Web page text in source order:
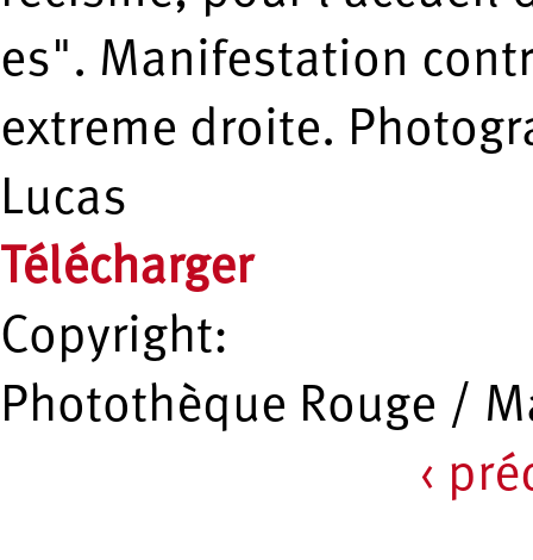
es". Manifestation
extreme droite.
Lucas
Télécharger
Copyright:
Photothèque Rouge /
‹